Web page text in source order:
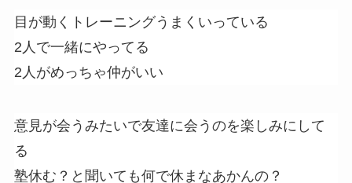
目が動くトレーニングうまくいっている
2人で一緒にやってる
2人がめっちゃ仲がいい
意見が会うみたいで友達に会うのを楽しみにして
る
塾休む？と聞いても何で休まなあかんの？